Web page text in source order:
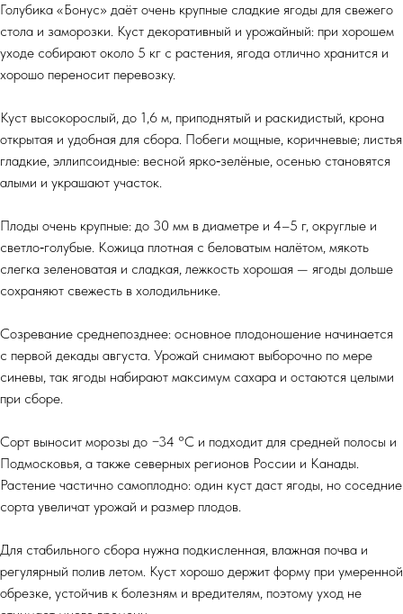
Голубика «Бонус» даёт очень крупные сладкие ягоды для свежего
стола и заморозки. Куст декоративный и урожайный: при хорошем
уходе собирают около 5 кг с растения, ягода отлично хранится и
хорошо переносит перевозку.
Куст высокорослый, до 1,6 м, приподнятый и раскидистый, крона
открытая и удобная для сбора. Побеги мощные, коричневые; листья
гладкие, эллипсоидные: весной ярко‑зелёные, осенью становятся
алыми и украшают участок.
Плоды очень крупные: до 30 мм в диаметре и 4–5 г, округлые и
светло‑голубые. Кожица плотная с беловатым налётом, мякоть
слегка зеленоватая и сладкая, лежкость хорошая — ягоды дольше
сохраняют свежесть в холодильнике.
Созревание среднепозднее: основное плодоношение начинается
с первой декады августа. Урожай снимают выборочно по мере
синевы, так ягоды набирают максимум сахара и остаются целыми
при сборе.
Сорт выносит морозы до −34 °C и подходит для средней полосы и
Подмосковья, а также северных регионов России и Канады.
Растение частично самоплодно: один куст даст ягоды, но соседние
сорта увеличат урожай и размер плодов.
Для стабильного сбора нужна подкисленная, влажная почва и
регулярный полив летом. Куст хорошо держит форму при умеренной
обрезке, устойчив к болезням и вредителям, поэтому уход не